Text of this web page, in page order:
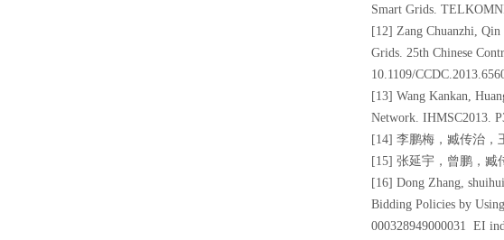
Smart Grids.
[12] Zang Chuanzhi,
Grids. 25th Chinese
10.1109/
[13] Wang Kankan,
Network. IHMSC2013.
[14] 李鹏梅，臧传治，
[15] 张延宇，曾鹏，臧
[16] Dong Zhang,
Bidding Policies by
000328949000031 EI